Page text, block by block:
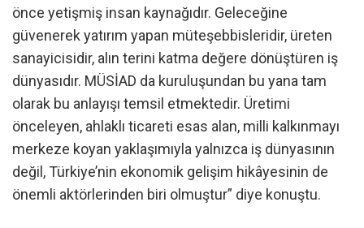
önce yetişmiş insan kaynağıdır. Geleceğine
güvenerek yatırım yapan müteşebbisleridir, üreten
sanayicisidir, alın terini katma değere dönüştüren iş
dünyasıdır. MÜSİAD da kuruluşundan bu yana tam
olarak bu anlayışı temsil etmektedir. Üretimi
önceleyen, ahlaklı ticareti esas alan, milli kalkınmayı
merkeze koyan yaklaşımıyla yalnızca iş dünyasının
değil, Türkiye’nin ekonomik gelişim hikâyesinin de
önemli aktörlerinden biri olmuştur” diye konuştu.